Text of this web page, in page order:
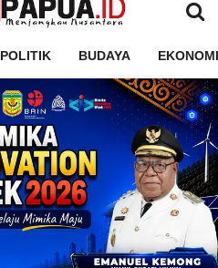
POLITIK BUDAYA EKONOMI